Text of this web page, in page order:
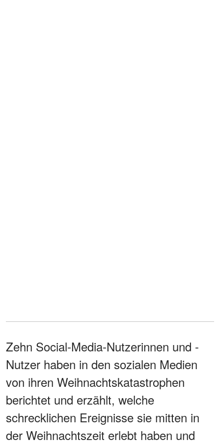
Zehn Social-Media-Nutzerinnen und -
Nutzer haben in den sozialen Medien
von ihren Weihnachtskatastrophen
berichtet und erzählt, welche
schrecklichen Ereignisse sie mitten in
der Weihnachtszeit erlebt haben und